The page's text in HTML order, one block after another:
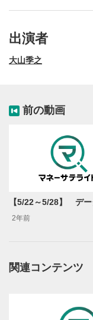
動画再生エリア
動画を再生また
出演者
大山季之
前の動画
2年前
関連コンテンツ